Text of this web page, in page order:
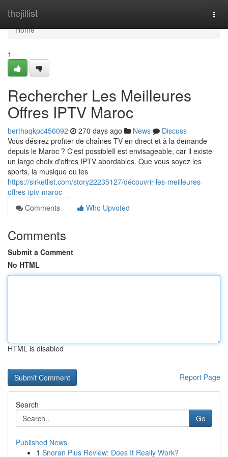
thejillist
Home
Home
1
Rechercher Les Meilleures
Offres IPTV Maroc
berthaqkpc456092 270 days ago News
Discuss
Vous désirez profiter de chaînes TV en direct et à la demande
depuis le Maroc ? C'est possibleIl est envisageable, car il existe
un large choix d'offres IPTV abordables. Que vous soyez les
sports, la musique ou les
https://sirketlist.com/story22235127/découvrir-les-meilleures-
offres-iptv-maroc
Comments
Who Upvoted
Comments
Submit a Comment
No HTML
HTML is disabled
Report Page
Search
Go
Published News
1 Snoran Plus Review: Does It Really Work?